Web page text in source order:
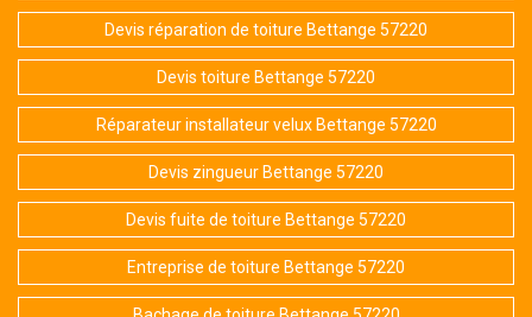
Devis réparation de toiture Bettange 57220
Devis toiture Bettange 57220
Réparateur installateur velux Bettange 57220
Devis zingueur Bettange 57220
Devis fuite de toiture Bettange 57220
Entreprise de toiture Bettange 57220